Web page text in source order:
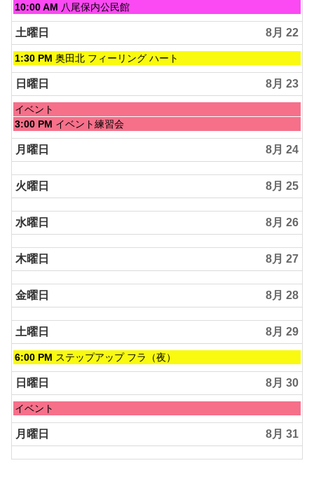
金
曜
日,
8
月
21st
2026
10:00 AM 八尾保内公民館
土曜日 8月 22
土
曜
日,
8
月
22nd
2026
1:30 PM 奥田北 フィーリング ハート
日曜日 8月 23
日
曜
日,
8
月
23rd
2026
イベント
日
曜
日,
8
月
23rd
2026
3:00 PM イベント練習会
月曜日 8月 24
火曜日 8月 25
水曜日 8月 26
木曜日 8月 27
金曜日 8月 28
土曜日 8月 29
土
曜
日,
8
月
29th
2026
6:00 PM ステップアップ フラ（夜）
日曜日 8月 30
日
曜
日,
8
月
イベント
月曜日 8月 31